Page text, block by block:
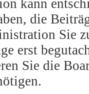
kann
die
Sie
erst
Sie die